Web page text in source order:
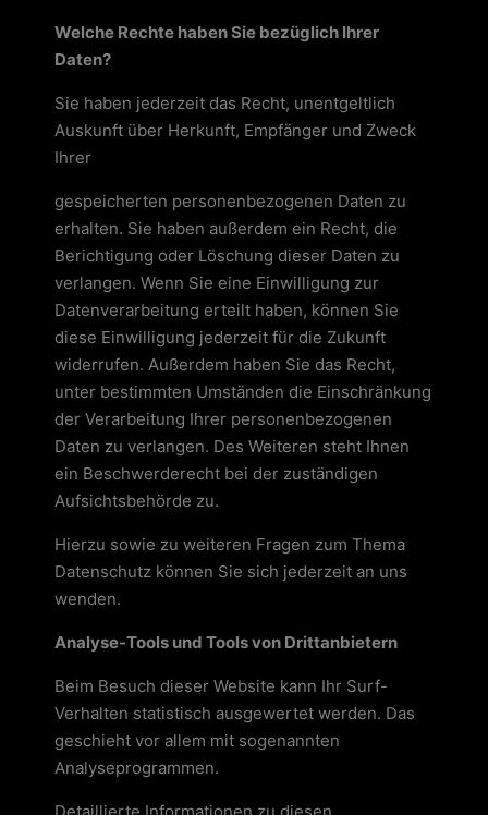
Welche Rechte haben Sie bezüglich Ihrer
Daten?
Sie haben jederzeit das Recht, unentgeltlich
Auskunft über Herkunft, Empfänger und Zweck
Ihrer
gespeicherten personenbezogenen Daten zu
erhalten. Sie haben außerdem ein Recht, die
Berichtigung oder Löschung dieser Daten zu
verlangen. Wenn Sie eine Einwilligung zur
Datenverarbeitung erteilt haben, können Sie
diese Einwilligung jederzeit für die Zukunft
widerrufen. Außerdem haben Sie das Recht,
unter bestimmten Umständen die Einschränkung
der Verarbeitung Ihrer personenbezogenen
Daten zu verlangen. Des Weiteren steht Ihnen
ein Beschwerderecht bei der zuständigen
Aufsichtsbehörde zu.
Hierzu sowie zu weiteren Fragen zum Thema
Datenschutz können Sie sich jederzeit an uns
wenden.
Analyse-Tools und Tools von Drittanbietern
Beim Besuch dieser Website kann Ihr Surf-
Verhalten statistisch ausgewertet werden. Das
geschieht vor allem mit sogenannten
Analyseprogrammen.
Detaillierte Informationen zu diesen